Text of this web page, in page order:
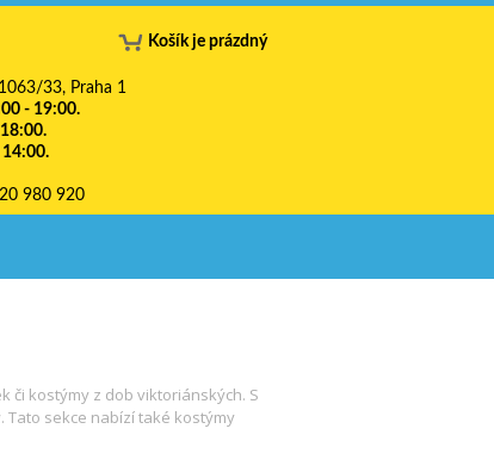
Košík je prázdný
33, Praha 1
- 19:00.
14:00.
980 920
či kostýmy z dob viktoriánských. S
sekce nabízí také kostýmy